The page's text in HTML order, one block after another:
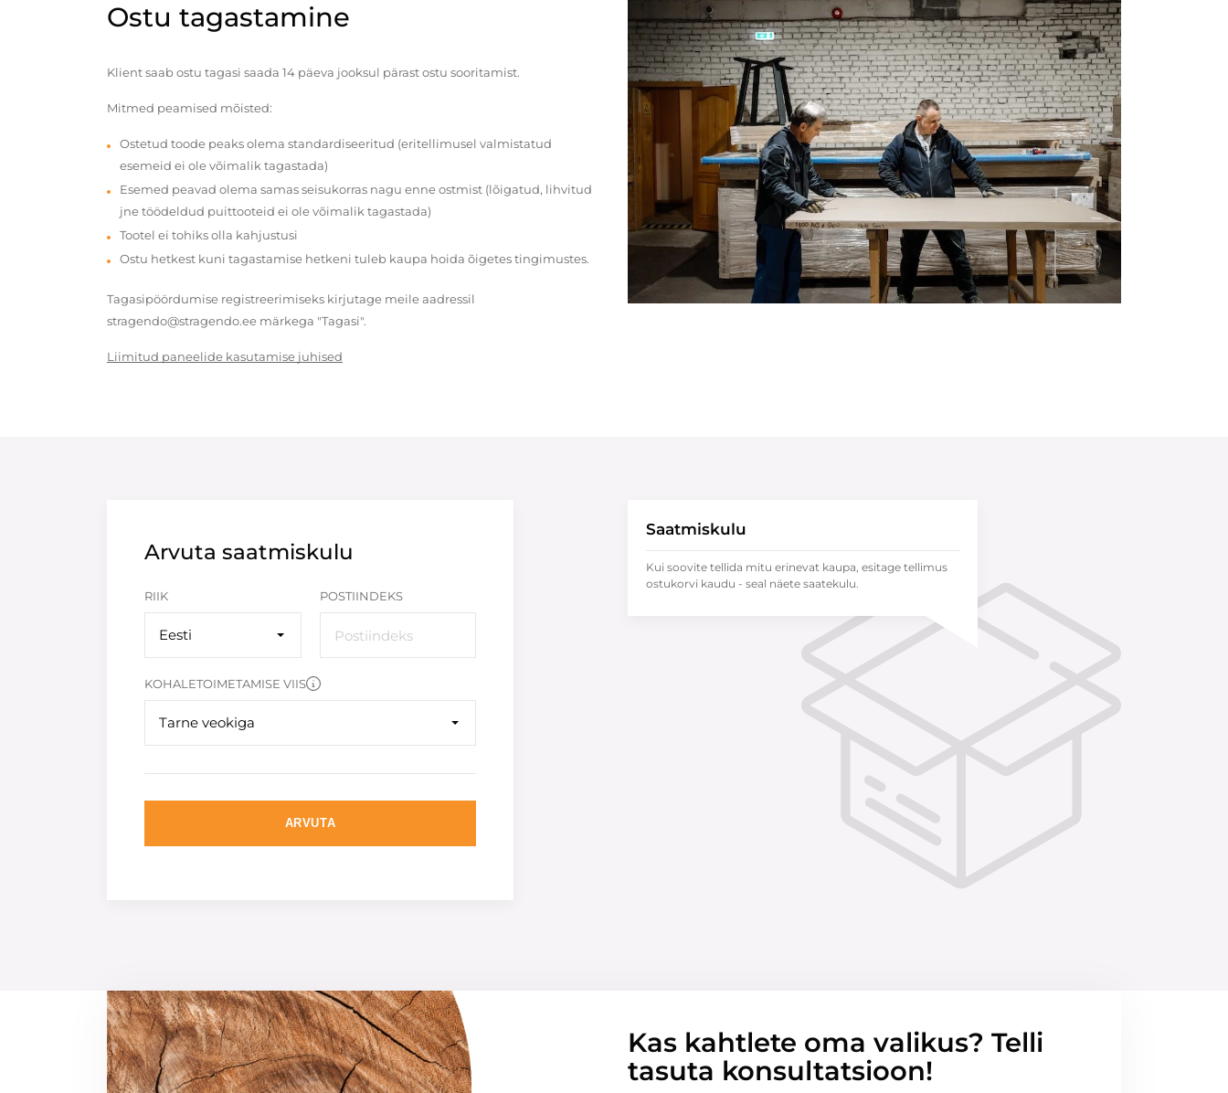
Ostu tagastamine
Klient saab ostu tagasi saada 14 päeva jooksul pärast ostu sooritamist.
Mitmed peamised mõisted:
Ostetud toode peaks olema standardiseeritud (eritellimusel valmistatud
esemeid ei ole võimalik tagastada)
Esemed peavad olema samas seisukorras nagu enne ostmist (lõigatud, lihvitud
jne töödeldud puittooteid ei ole võimalik tagastada)
Tootel ei tohiks olla kahjustusi
Ostu hetkest kuni tagastamise hetkeni tuleb kaupa hoida õigetes tingimustes.
Tagasipöördumise registreerimiseks kirjutage meile aadressil
stragendo@stragendo.ee märkega "Tagasi".
Liimitud paneelide kasutamise juhised
Arvuta saatmiskulu
RIIK
Eesti
POSTIINDEKS
KOHALETOIMETAMISE VIIS
Tarne veokiga
ARVUTA
Saatmiskulu
Kui soovite tellida mitu erinevat kaupa, esitage tellimus
ostukorvi kaudu - seal näete saatekulu.
Kas kahtlete oma valikus? Telli
tasuta konsultatsioon!